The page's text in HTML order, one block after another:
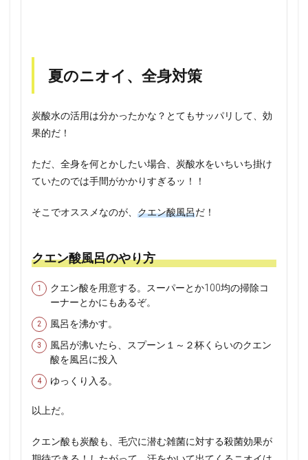
夏のニオイ、全身対策
炭酸水の活用は分かったかな？とてもサッパリして、効
果的だ！
ただ、全身を何とかしたい場合、炭酸水をいちいち掛け
ていたのでは手間がかかりすぎるッ！！
そこでオススメなのが、 クエン酸風呂だ！
クエン酸風呂のやり方
クエン酸を用意する。スーパーとか100均の掃除コ
ーナーとかにもあるぞ。
風呂を沸かす。
風呂が沸いたら、スプーン１～２杯くらいのクエン
酸を風呂に投入
ゆっくり入る。
以上だ。
クエン酸も炭酸も、毛穴に潜む雑菌に対する殺菌効果が